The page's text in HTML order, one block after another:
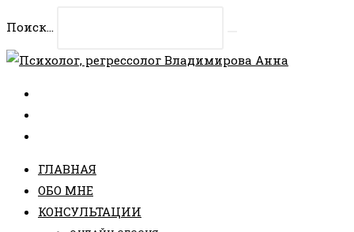
содержимому
Поиск...
ГЛАВНАЯ
ОБО МНЕ
КОНСУЛЬТАЦИИ